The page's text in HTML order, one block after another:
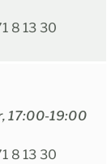
8 13 30
17:00-19:00
8 13 30